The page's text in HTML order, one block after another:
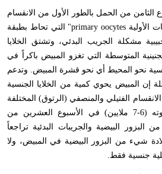
الثامن من الحمل بالطور الأول من الانقسام
الأولية primary oocytes" التي تحاط بطبقة
مشكلة الجريب البدئي، وتشتق الخلايا
الجنينية المتوسطة التي تغزو المبيض باكراً في
نحو المحيط أي نحو قشرة المبيض. وتدعم
إن المبيض يحوي كمية من الخلايا الجنسية
الفتيلي والمنصفي (الرتوق) المختلفة
يبلغ عدد البزور البيضية ذروته (6-7 ملايين) في الأسبوع العشرين من
البزور البيضية والجريبات البدئية تراجعاً
شيء من البزور البيضية في المبيض، ولا
جنسية فقط.